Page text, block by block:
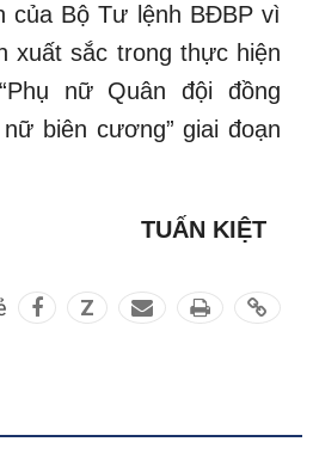
của Bộ Tư lệnh BĐBP vì
xuất sắc trong thực hiện
nữ Quân đội đồng
biên cương” giai đoạn
TUẤN KIỆT
Z